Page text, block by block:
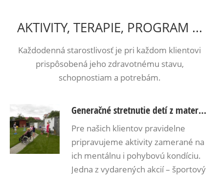
AKTIVITY, TERAPIE, PROGRAM ...
Každodenná starostlivosť je pri každom klientovi
prispôsobená jeho zdravotnému stavu,
schopnostiam a potrebám.
Generačné stretnutie detí z materskej škôlky a naši starkí: spoločný športový deň
Pre našich klientov pravidelne
pripravujeme aktivity zamerané na
ich mentálnu i pohybovú kondíciu.
Jedna z vydarených akcií – športový